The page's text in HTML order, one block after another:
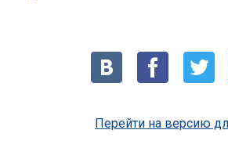
Перейти на версию